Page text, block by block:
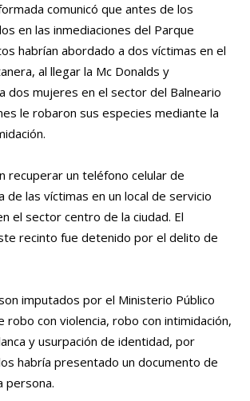
comunicó que antes de los
en las inmediaciones del Parque
habrían abordado a dos víctimas en el
al llegar la Mc Donalds y
dos mujeres en el sector del Balneario
le robaron sus especies mediante la
recuperar un teléfono celular de
de las víctimas en un local de servicio
el sector centro de la ciudad. El
recinto fue detenido por el delito de
imputados por el Ministerio Público
con violencia, robo con intimidación,
y usurpación de identidad, por
habría presentado un documento de
persona.